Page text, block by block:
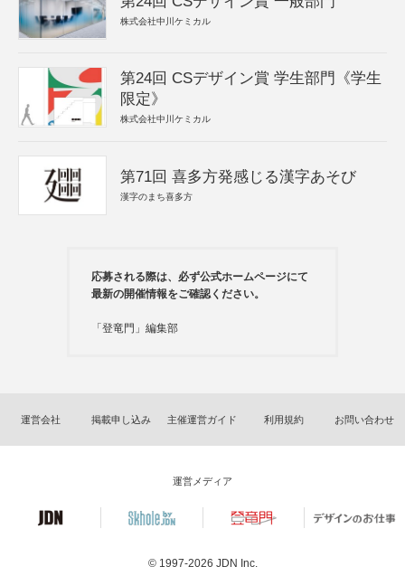
株式会社中川ケミカル
第24回 CSデザイン賞 学生部門《学生
限定》
株式会社中川ケミカル
第71回 喜多方発感じる漢字あそび
漢字のまち喜多方
応募される際は、必ず公式ホームページにて
最新の開催情報をご確認ください。
「登竜門」編集部
運営会社 掲載申し込み 主催運営ガイド 利用規約 お問い合わせ
運営メディア
© 1997-2026 JDN Inc.